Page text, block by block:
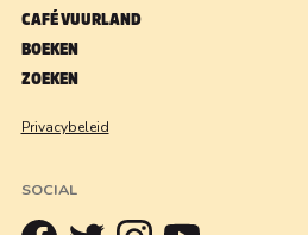
CAFÉ VUURLAND
BOEKEN
ZOEKEN
Privacybeleid
SOCIAL